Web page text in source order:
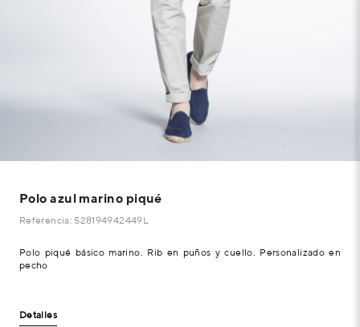
Polo azul marino piqué
Referencia: 528194942449L
Polo piqué básico marino. Rib en puños y cuello. Personalizado en
pecho
Detalles